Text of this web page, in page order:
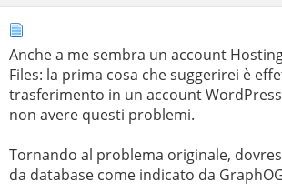
Anche a me sembra un account
Files: la prima cosa che suggerirei è
trasferimento in un account
non avere questi problemi.
Tornando al problema originale,
da database come indicato da